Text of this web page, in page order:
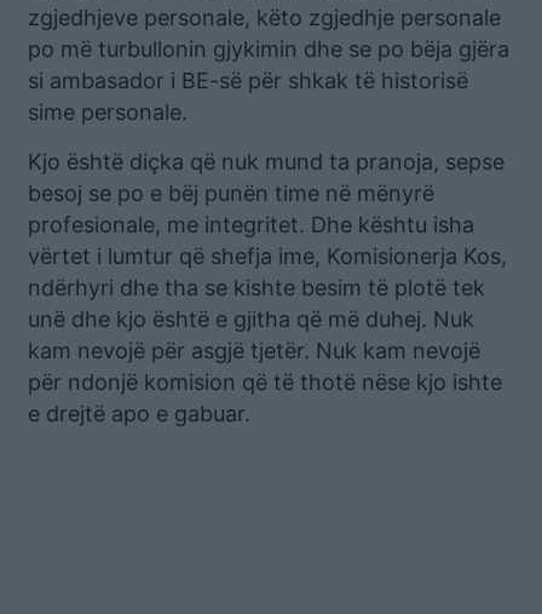
zgjedhjeve personale, këto zgjedhje personale
po më turbullonin gjykimin dhe se po bëja gjëra
si ambasador i BE-së për shkak të historisë
sime personale.
Kjo është diçka që nuk mund ta pranoja, sepse
besoj se po e bëj punën time në mënyrë
profesionale, me integritet. Dhe kështu isha
vërtet i lumtur që shefja ime, Komisionerja Kos,
ndërhyri dhe tha se kishte besim të plotë tek
unë dhe kjo është e gjitha që më duhej. Nuk
kam nevojë për asgjë tjetër. Nuk kam nevojë
për ndonjë komision që të thotë nëse kjo ishte
e drejtë apo e gabuar.